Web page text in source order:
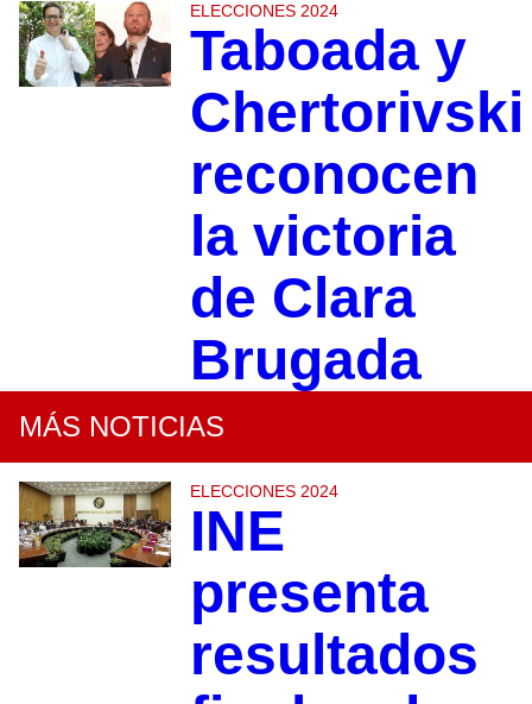
ELECCIONES 2024
Taboada y
Chertorivski
reconocen
la victoria
de Clara
Brugada
MÁS NOTICIAS
ELECCIONES 2024
INE
presenta
resultados